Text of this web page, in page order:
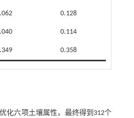
0.128
0.114
0.358
化六项土壤属性，最终得到312个